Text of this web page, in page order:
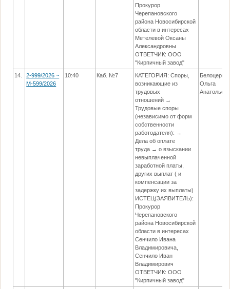
Прокурор
Черепановского
района Новосибирской
области в интересах
Метелевой Оксаны
Александровны
ОТВЕТЧИК: ООО
"Кирпичный завод"
14.
2-999/2026 ~
М-599/2026
10:40 Каб. №7
КАТЕГОРИЯ: Споры,
возникающие из
трудовых
отношений →
Трудовые споры
(независимо от форм
собственности
работодателя): →
Дела об оплате
труда → о взыскании
невыплаченной
заработной платы,
других выплат ( и
компенсации за
задержку их выплаты)
ИСТЕЦ(ЗАЯВИТЕЛЬ):
Прокурор
Черепановского
района Новосибирской
области в интересах
Сенчило Ивана
Владимировича,
Сенчило Иван
Владимирович
ОТВЕТЧИК: ООО
"Кирпичный завод"
Ольга